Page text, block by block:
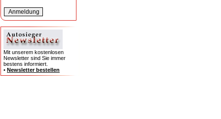
Mit unserem kostenlosen
Newsletter sind Sie immer
bestens informiert.
• Newsletter bestellen